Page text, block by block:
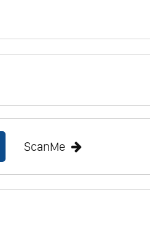
- Super Instrumental Vol.23
- Super Instrumental Vol.25
ScanMe